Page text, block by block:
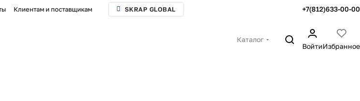
Клиентам и поставщикам SKRAP GLOBAL +7(812)633-00-00
Каталог
ВойтиИзбранное